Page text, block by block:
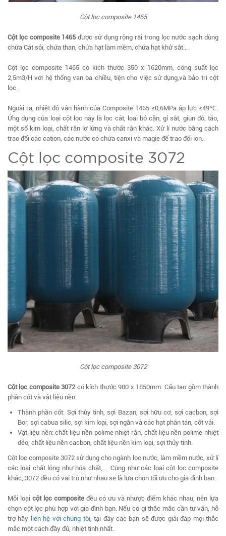
Cột lọc composite 1465
Cột lọc composite 1465 được sử dụng rộng rãi trong lọc nước sạch dùng
chứa Cát sỏi, chứa than, chứa hạt làm mềm, chứa hạt khử sắt...
Cột lọc composite 1465 có kích thước 350 x 1620mm, công suất lọc
2,5m3/H với hệ thống van ba chiều, tiện cho việc sử dụng,và bảo trì cột
lọc.
Ngoài ra, nhiệt độ vận hành của Composite 1465 ≤0,6MPa áp lực ≤49℃.
Ứng dụng của loại cột lọc này là lọc cát, loai bỏ cặn, gỉ sắt, giun đỏ, tảo,
một số kim loại, chất rắn lơ lửng và chất rắn khác. Xử lí nước bằng cách
trao đổi các cation, các nước có chứa canxi và magie để trao đổi ion.
Cột lọc composite 3072
Cột lọc composite 3072
Cột lọc composite 3072 có kích thước 900 x 1850mm. Cấu tạo gồm thành
phần cốt và vật liệu nền:
Thành phần cốt: Sợi thủy tinh, sợi Bazan, sợi hữu cơ, sợi cacbon, sợi
Bor, sợi cabua silic, sợi kim loại, sợi ngắn và các hạt phân tán, cốt vải.
Vật liệu nền: chất liệu nền polime nhiệt rắn, chất liệu nền polime nhiệt
dẻo, chất liệu nền cacbon, chất liệu nền kim loại, sợi thủy tinh.
Cột lọc composite 3072 sử dụng cho ngành lọc nước, làm mềm nước, xử lí
các loại chất lỏng như hóa chất,…. Cũng như các loại cột lọc composite
khác, 3072 đều có vai trò như nhau sẽ là lựa chọn tối ưu cho gia đình bạn.
Mỗi loại cột lọc composite đều có ưu và nhược điểm khác nhau, nên lựa
chọn cột lọc phù hợp với gia đình bạn. Nếu có gì thắc mắc cần tư vấn, hỗ
trợ hãy liên hệ với chúng tôi, tại đây các bạn sẽ được giải đáp mọi thắc
mắc một cách đầy đủ, nhiệt tình nhất.